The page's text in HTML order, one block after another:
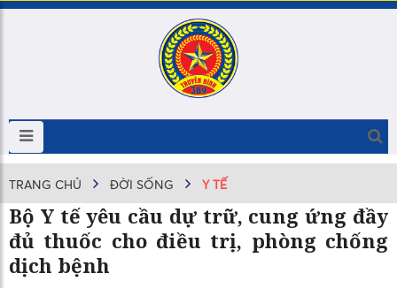
TRANG CHỦ ĐỜI SỐNG Y TẾ
Bộ Y tế yêu cầu dự trữ, cung ứng đầy
đủ thuốc cho điều trị, phòng chống
dịch bệnh